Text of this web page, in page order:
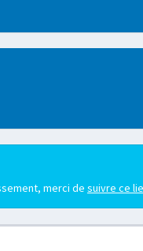
merci de suivre ce